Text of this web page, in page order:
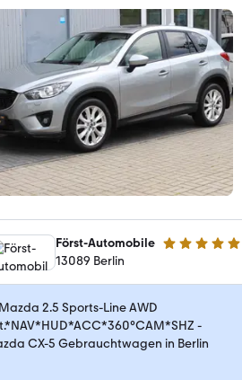
Först-Automobile 4.9 Sterne
13089 Berlin